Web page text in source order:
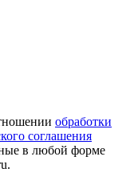
обработки
соглашения
в любой форме